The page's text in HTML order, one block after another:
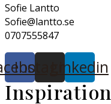
Sofie Lantto
Sofie@lantto.se
0707555847
InstagramLinkedin